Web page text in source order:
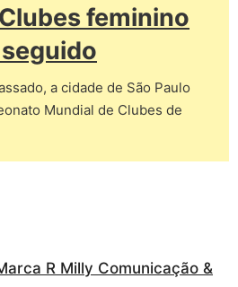
feminino
a cidade de São Paulo
Mundial de Clubes de
R Milly Comunicação &